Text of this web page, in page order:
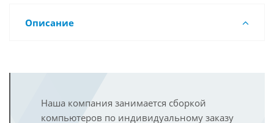
Описание
Наша компания занимается сборкой
компьютеров по индивидуальному заказу